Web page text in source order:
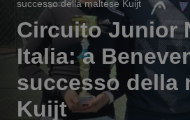
successo della maltese Kuijt
Circuito Junior
Italia: a
successo della
Kuijt